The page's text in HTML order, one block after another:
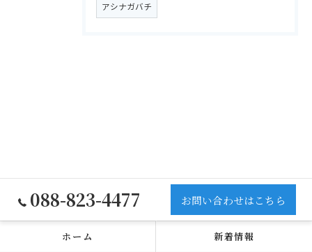
アシナガバチ
088-823-4477 お問い合わせはこちら
ホーム 新着情報